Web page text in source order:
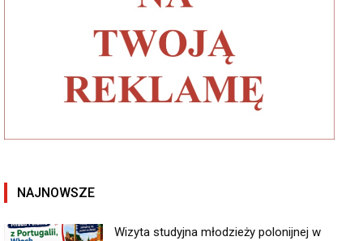
NAJNOWSZE
Wizyta studyjna młodzieży polonijnej w